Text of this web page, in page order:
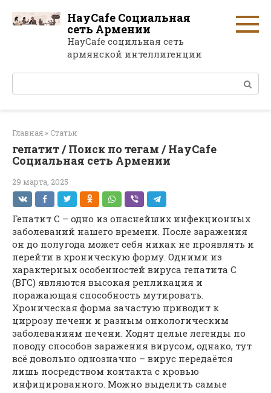
HayCafe Социальная
сеть Армении
HayCafe социльная сеть
армянской интеллигенции
Поиск:
Главная » Статьи
гепатит / Поиск по тегам / HayCafe
Социальная сеть Армении
29 марта, 2025
Гепатит C – одно из опаснейших инфекционных
заболеваний нашего времени. После заражения
он до полугода может себя никак не проявлять и
перейти в хроническую форму. Одними из
характерных особенностей вируса гепатита C
(ВГС) являются высокая репликация и
поражающая способность мутировать.
Хроническая форма зачастую приводит к
циррозу печени и разным онкологическим
заболеваниям печени. Ходят целые легенды по
поводу способов заражения вирусом, однако, тут
всё довольно однозначно – вирус передаётся
лишь посредством контакта с кровью
инфицированного. Можно выделить самые